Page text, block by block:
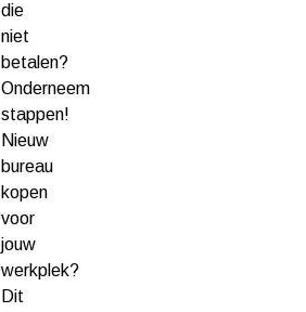
die
niet
betalen?
Onderneem
stappen!
Nieuw
bureau
kopen
voor
jouw
werkplek?
Dit